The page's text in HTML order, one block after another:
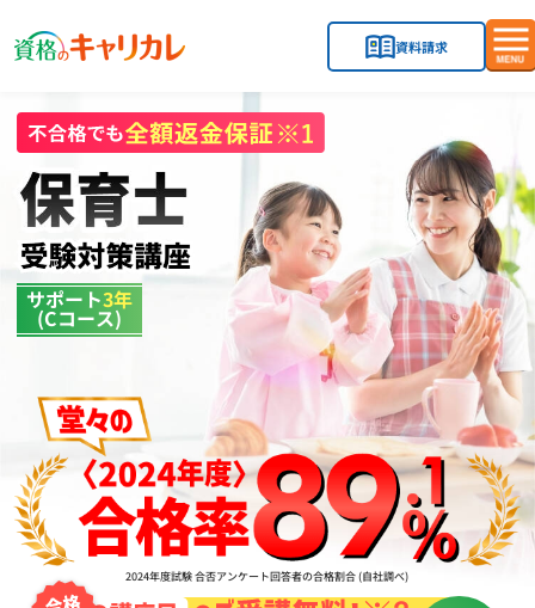
資料請求
メ
ニ
閉
す
る
サポート3年
(Cコース)
2024年度試験 合否アンケート回答者の合格割合 (自社調べ)